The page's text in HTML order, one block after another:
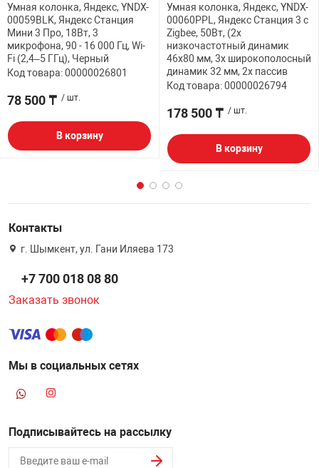
Умная колонка, Яндекс, YNDX-
00059BLK, Яндекс Станция
Мини 3 Про, 18Вт, 3
микрофона, 90 - 16 000 Гц, Wi-
Fi (2,4–5 ГГц), Черный
Код товара: 00000026801
78 500 ₸ / шт.
В корзину
Умная колонка, Яндекс, YNDX-
00060PPL, Яндекс Станция 3 с
Zigbee, 50Вт, (2х
низкочастотный динамик
46х80 мм, 3х широкополосный
динамик 32 мм, 2х пассив
Код товара: 00000026794
178 500 ₸ / шт.
В корзину
Контакты
г. Шымкент, ул. Гани Иляева 173
+7 700 018 08 80
Заказать звонок
Мы в социальных сетях
Подписывайтесь на рассылку